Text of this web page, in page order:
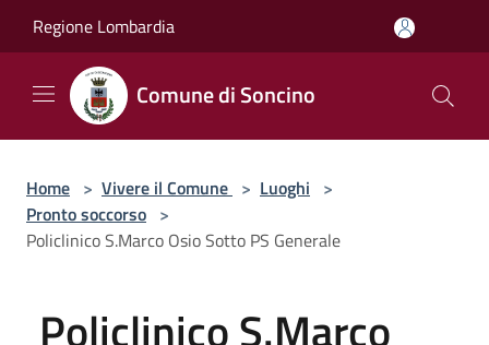
Regione Lombardia
Comune di Soncino
Home > Vivere il Comune > Luoghi >
Pronto soccorso >
Policlinico S.Marco Osio Sotto PS Generale
Policlinico S.Marco